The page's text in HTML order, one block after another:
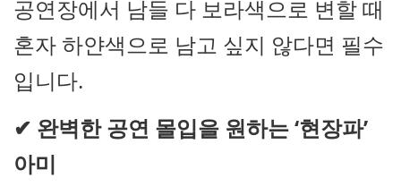
공연장에서 남들 다 보라색으로 변할 때
혼자 하얀색으로 남고 싶지 않다면 필수
입니다.
✔ 완벽한 공연 몰입을 원하는 ‘현장파’
아미